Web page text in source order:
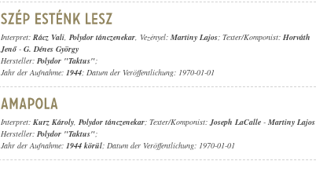
Interpret: Rácz Vali, Polydor tánczenekar, Vezényel: Martiny Lajos; Texter/Komponist: Horváth
Jenő- G. Dénes György
Hersteller: Polydor "Taktus";
Jahr der Aufnahme: 1944; Datum der Veröffentlichung: 1970-01-01
Interpret: Kurz Károly, Polydor tánczenekar; Texter/Komponist:Joseph LaCalle - Martiny Lajos
Hersteller: Polydor "Taktus";
Jahr der Aufnahme: 1944 körül; Datum der Veröffentlichung: 1970-01-01